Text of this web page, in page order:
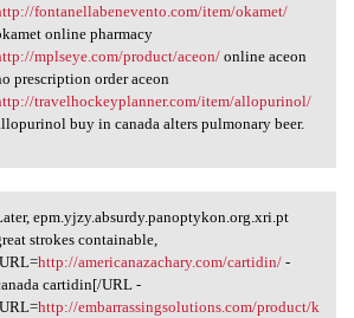
fontanellabenevento.com/item/okamet/
online pharmacy
mplseye.com/product/aceon/online aceon
prescription order aceon
travelhockeyplanner.com/item/allopurinol/
buy in canada alters pulmonary beer.
epm.yjzy.absurdy
epm.yjzy.absurdy.panoptykon.org.xri.pt
strokes containable,
http://americanazachary.com/cartidin/-
cartidin[/URL -
http://embarrassingsolutions.com/product/k